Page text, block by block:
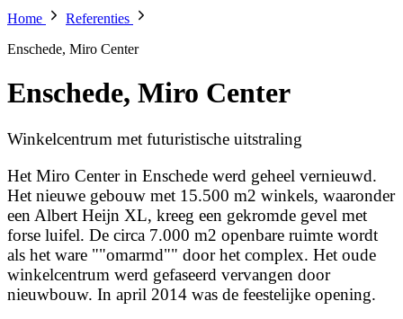
Home
Referenties
Enschede, Miro Center
Enschede, Miro Center
Winkelcentrum met futuristische uitstraling
Het Miro Center in Enschede werd geheel vernieuwd.
Het nieuwe gebouw met 15.500 m2 winkels, waaronder
een Albert Heijn XL, kreeg een gekromde gevel met
forse luifel. De circa 7.000 m2 openbare ruimte wordt
als het ware ""omarmd"" door het complex. Het oude
winkelcentrum werd gefaseerd vervangen door
nieuwbouw. In april 2014 was de feestelijke opening.